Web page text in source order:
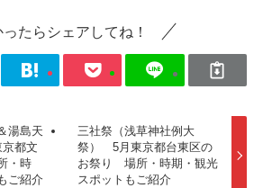
ったらシェアしてね！
湯島天
都文
・時
ご紹介
三社祭（浅草神社例大
祭） 5月東京都台東区の
お祭り 場所・時期・観光
スポットもご紹介